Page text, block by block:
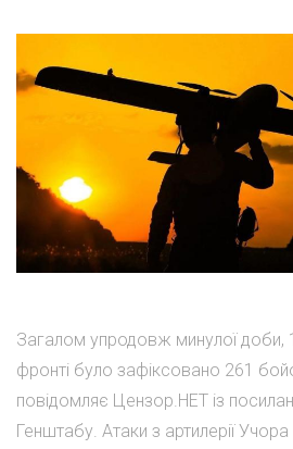
Загалом упродовж минулої доби,
фронті було зафіксовано 261
повідомляє Цензор.НЕТ із
Генштабу. Атаки з артилерії